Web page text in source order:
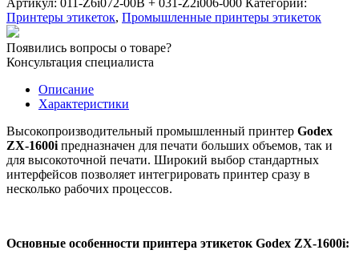
Godex
ZX1600i
Touch
LCD
SU+Ethernet+USB
Host+RTC,
роторный
отрезчик
Принтеры этикеток, Промышленные принтеры этикеток
Появились вопросы о товаре?
Консультация специалиста
Описание
Характеристики
Высокопроизводительный промышленный принтер Godex
ZX-1600i предназначен для печати больших объемов, так и
для высокоточной печати. Широкий выбор стандартных
интерфейсов позволяет интегрировать принтер сразу в
несколько рабочих процессов.
Основные особенности принтера этикеток Godex ZX-1600i: